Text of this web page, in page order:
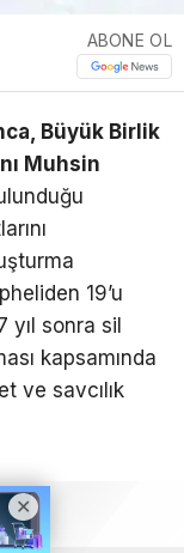
ABONE OL
Büyük Birlik
Muhsin
19’u
yıl sonra sil
kapsamında
ve savcılık
Mahsun Kırmızıgül’den Haluk Levent’e; Gerçekten değdi mi Haluk?